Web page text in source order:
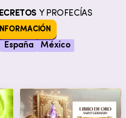
Y PROFECÍAS
España México